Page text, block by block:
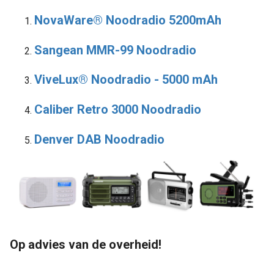
NovaWare® Noodradio 5200mAh
Sangean MMR-99 Noodradio
ViveLux® Noodradio - 5000 mAh
Caliber Retro 3000 Noodradio
Denver DAB Noodradio
Op advies van de overheid!